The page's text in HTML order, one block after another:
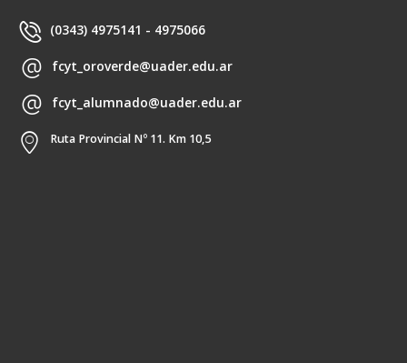
(0343) 4975141 - 4975066
fcyt_oroverde@uader.edu.ar
fcyt_alumnado@uader.edu.ar
Ruta Provincial Nº 11. Km 10,5